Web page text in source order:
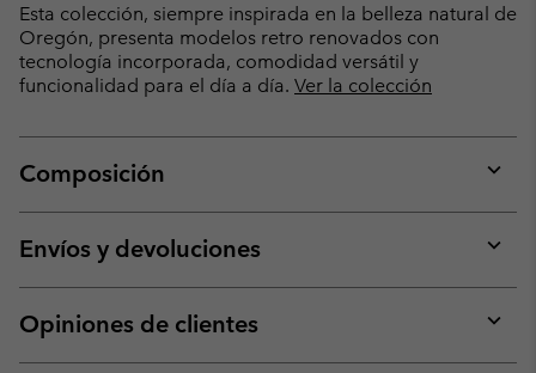
Esta colección, siempre inspirada en la belleza natural de
Oregón, presenta modelos retro renovados con
tecnología incorporada, comodidad versátil y
funcionalidad para el día a día. Ver la colección
Composición
or
Envíos y devoluciones
or
Opiniones de clientes